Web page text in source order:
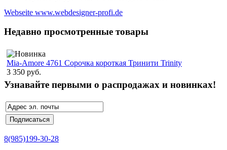
Webseite www.webdesigner-profi.de
Недавно просмотренные товары
Mia-Amore 4761 Сорочка короткая Тринити Trinity
3 350 руб.
Узнавайте первыми о распродажах и новинках!
8(985)199-30-28